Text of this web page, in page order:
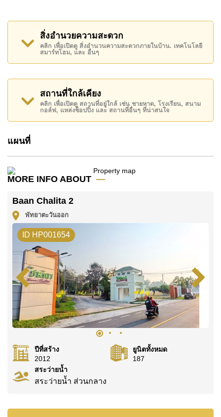
รักษาความปลอดภัย 24 ชั่วโมง, ทางเข้ามีไม้กั้น, สนาม
เด็กเล่น, สวนส่วนกลาง
สถานที่สำคัญใกล้ Baan Chalita 2 ได้แก่: ใกล้ทางด่วน
มอเตอร์เวย์หรือทางหลวง, แม็คโคร , มาบประชัน เลค,
ฟาร์มแกะพัทยา , สยามคันทรีคลับ (สนามเก่า ไร่ ริมน้ำ
และโรลลิ่งฮิลส์), พัทยาคันทรีคลับ , รพ.กรุงเทพพัทยา,
โรงพยาบาลบางละมุง
อสังหาริมทรัพย์นี้เปิดให้เช่าระยะยาวในราคา ฿ 37,000
บาทต่อเดือน
มัดจำ 2 เดือน ก่อนเข้าอยู่อาศัย
ไทย
ค้นพบโอกาสในการทำให้ที่อยู่อาศัยนี้เป็นบ้านในฝันของ
คุณ!
ติดต่อ Cornerstone Real Estate โทร +6638411250
หรือ อีเมล
info@cornerstone.co.th
WhatsApp ของสำนักงาน:+66807945904และ LINE:
@cornerstonepattaya
สิ่งอำนวยความสะดวก
คลิก เพื่อเปิดดู สิ่งอำนวนความสะดวกภายในบ้าน. เทคโนโลยี
สมาร์ทโฮม, และ อื่นๆ
สถานที่ใกล้เคียง
คลิก เพื่อเปิดดู สถานที่อยู่ใกล้ เช่น ชายหาด, โรงเรียน, สนาม
กอล์ฟ, แหล่งช็อปปิ้ง และ สถานที่อื่นๆ ที่น่าสนใจ
แผนที่
MORE INFO ABOUT
Baan Chalita 2
พัทยาตะวันออก
ID HP001654
ปีที่สร้าง
2012
ยูนิตทั้งหมด
187
สระว่ายน้ำ
สระว่ายน้ำ ส่วนกลาง